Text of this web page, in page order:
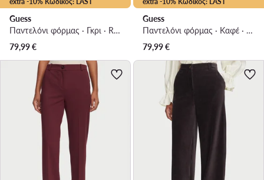
Guess
Παντελόνι φόρμας · Γκρι · Regular Fit
79,99€
Guess
Παντελόνι φόρμας · Καφέ · Regular Fit
79,99€